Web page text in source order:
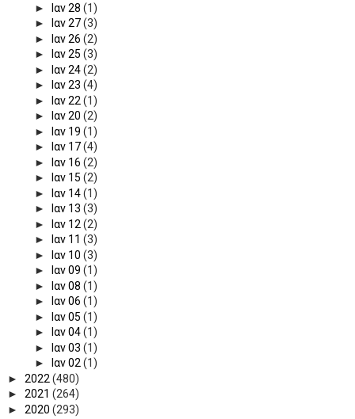
►
Ιαν 28 (1)
►
Ιαν 27(3)
►
Ιαν 26 (2)
►
Ιαν 25 (3)
►
Ιαν 24(2)
►
Ιαν 23 (4)
►
Ιαν 22 (1)
►
Ιαν 20 (2)
►
Ιαν 19 (1)
►
Ιαν 17(4)
►
Ιαν 16 (2)
►
Ιαν 15 (2)
►
Ιαν 14(1)
►
Ιαν 13 (3)
►
Ιαν 12 (2)
►
Ιαν 11 (3)
►
Ιαν 10 (3)
►
Ιαν 09 (1)
►
Ιαν 08 (1)
►
Ιαν 06 (1)
►
Ιαν 05 (1)
►
Ιαν 04(1)
►
Ιαν 03 (1)
►
Ιαν 02(1)
► 2022 (480)
► 2021 (264)
► 2020 (293)